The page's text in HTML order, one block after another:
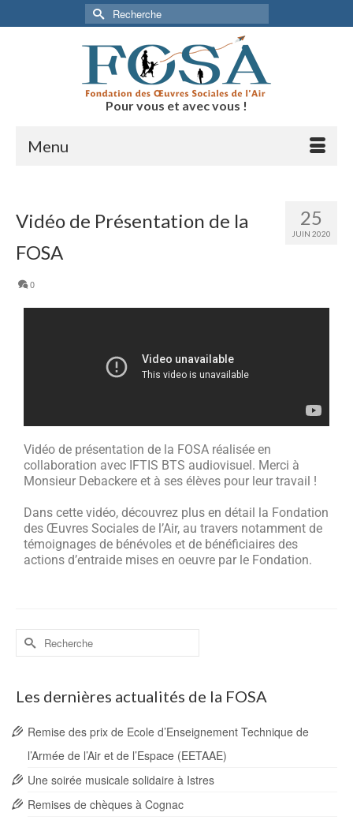
Pour vous et avec vous !
Menu
25
JUIN 2020
Vidéo de Présentation de la
FOSA
0
Vidéo de présentation de la FOSA réalisée en
collaboration avec IFTIS BTS audiovisuel. Merci à
Monsieur Debackere et à ses élèves pour leur travail !
Dans cette vidéo, découvrez plus en détail la Fondation
des Œuvres Sociales de l’Air, au travers notamment de
témoignages de bénévoles et de bénéficiaires des
actions d’entraide mises en oeuvre par le Fondation.
Les dernières actualités de la FOSA
Remise des prix de Ecole d’Enseignement Technique de
l’Armée de l’Air et de l’Espace (EETAAE)
Une soirée musicale solidaire à Istres
Remises de chèques à Cognac